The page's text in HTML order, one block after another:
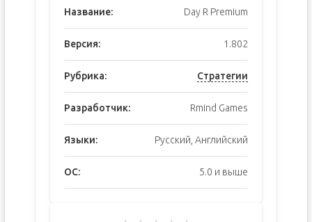
Название: Day R Premium
Версия: 1.802
Рубрика: Стратегии
Разработчик: Rmind Games
Языки: Русский, Английский
ОС: 5.0 и выше